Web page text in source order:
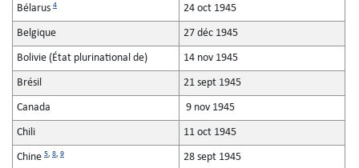
Bélarus 4 24 oct 1945
Belgique 27 déc 1945
Bolivie (État plurinational de) 14 nov 1945
Brésil 21 sept 1945
Canada 9 nov 1945
Chili 11 oct 1945
Chine 5, 8, 9 28 sept 1945